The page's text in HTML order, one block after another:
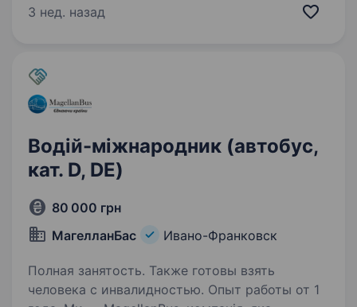
паспорт Умови роботи:. Робота в українській
3 нед. назад
Водій-міжнародник (автобус,
кат. D, DE)
80 000 грн
МагелланБас
Ивано-Франковск
Полная занятость. Также готовы взять
человека с инвалидностью. Опыт работы от 1